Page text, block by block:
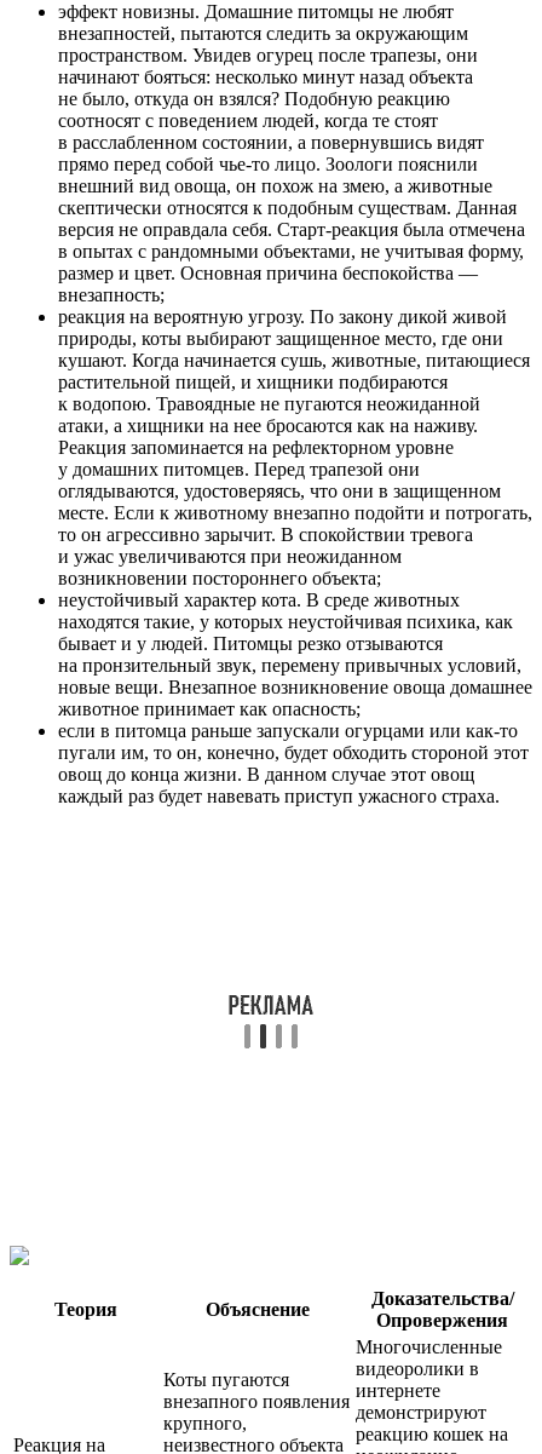
эффект новизны. Домашние питомцы не любят
внезапностей, пытаются следить за окружающим
пространством. Увидев огурец после трапезы, они
начинают бояться: несколько минут назад объекта
не было, откуда он взялся? Подобную реакцию
соотносят с поведением людей, когда те стоят
в расслабленном состоянии, а повернувшись видят
прямо перед собой чье-то лицо. Зоологи пояснили
внешний вид овоща, он похож на змею, а животные
скептически относятся к подобным существам. Данная
версия не оправдала себя. Старт-реакция была отмечена
в опытах с рандомными объектами, не учитывая форму,
размер и цвет. Основная причина беспокойства —
внезапность;
реакция на вероятную угрозу. По закону дикой живой
природы, коты выбирают защищенное место, где они
кушают. Когда начинается сушь, животные, питающиеся
растительной пищей, и хищники подбираются
к водопою. Травоядные не пугаются неожиданной
атаки, а хищники на нее бросаются как на наживу.
Реакция запоминается на рефлекторном уровне
у домашних питомцев. Перед трапезой они
оглядываются, удостоверяясь, что они в защищенном
месте. Если к животному внезапно подойти и потрогать,
то он агрессивно зарычит. В спокойствии тревога
и ужас увеличиваются при неожиданном
возникновении постороннего объекта;
неустойчивый характер кота. В среде животных
находятся такие, у которых неустойчивая психика, как
бывает и у людей. Питомцы резко отзываются
на пронзительный звук, перемену привычных условий,
новые вещи. Внезапное возникновение овоща домашнее
животное принимает как опасность;
если в питомца раньше запускали огурцами или как-то
пугали им, то он, конечно, будет обходить стороной этот
овощ до конца жизни. В данном случае этот овощ
каждый раз будет навевать приступ ужасного страха.
Теория Объяснение
Доказательства/
Опровержения
Реакция на
Коты пугаются
внезапного появления
крупного,
неизвестного объекта
Многочисленные
видеоролики в
интернете
демонстрируют
реакцию кошек на